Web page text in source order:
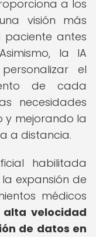
a los
visión más
antes
la IA
el
de cada
necesidades
y mejorando la
a distancia.
habilitada
expansión de
médicos
velocidad
de datos en